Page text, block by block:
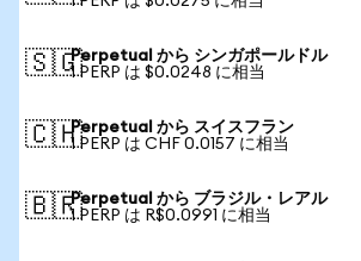
🇸🇬Perpetual から シンガポールドル
1 PERP は $0.0248 に相当
🇨🇭Perpetual から スイスフラン
1 PERP は CHF 0.0157 に相当
🇧🇷Perpetual から ブラジル・レアル
1 PERP は R$0.0991 に相当